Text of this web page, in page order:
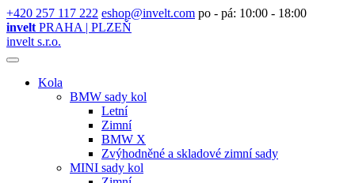
+420 257 117 222 eshop@invelt.com po - pá: 10:00 - 18:00
invelt PRAHA | PLZEŇ
invelt s.r.o.
Kola
BMW sady kol
Letní
Zimní
BMW X
Zvýhodněné a skladové zimní sady
MINI sady kol